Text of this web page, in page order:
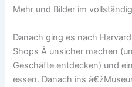
Mehr und Bilder im
Danach ging es nach
Shops Â unsicher machen
Geschäfte entdecken) und
essen. Danach ins